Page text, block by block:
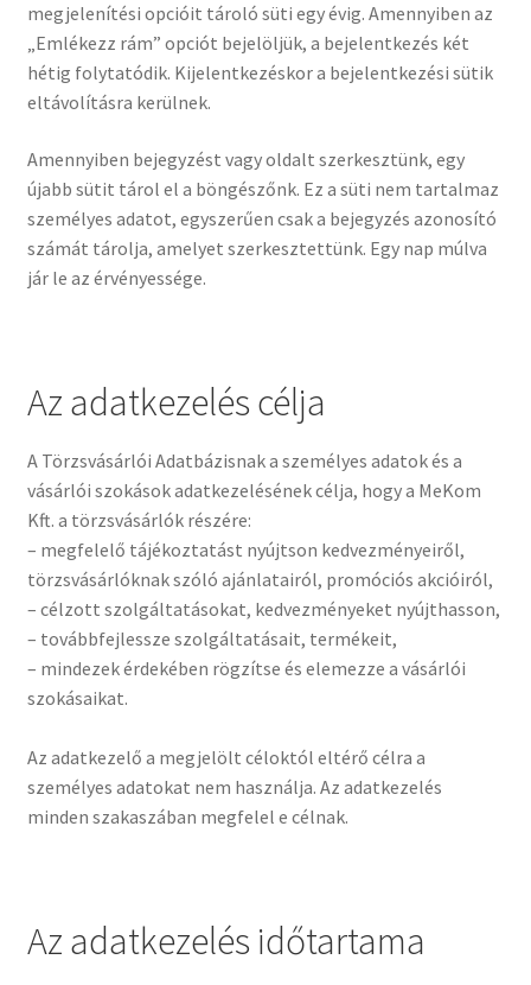
megjelenítési opcióit tároló süti egy évig. Amennyiben az
„Emlékezz rám” opciót bejelöljük, a bejelentkezés két
hétig folytatódik. Kijelentkezéskor a bejelentkezési sütik
eltávolításra kerülnek.
Amennyiben bejegyzést vagy oldalt szerkesztünk, egy
újabb sütit tárol el a böngészőnk. Ez a süti nem tartalmaz
személyes adatot, egyszerűen csak a bejegyzés azonosító
számát tárolja, amelyet szerkesztettünk. Egy nap múlva
jár le az érvényessége.
Az adatkezelés célja
A Törzsvásárlói Adatbázisnak a személyes adatok és a
vásárlói szokások adatkezelésének célja, hogy a MeKom
Kft. a törzsvásárlók részére:
– megfelelő tájékoztatást nyújtson kedvezményeiről,
törzsvásárlóknak szóló ajánlatairól, promóciós akcióiról,
– célzott szolgáltatásokat, kedvezményeket nyújthasson,
– továbbfejlessze szolgáltatásait, termékeit,
– mindezek érdekében rögzítse és elemezze a vásárlói
szokásaikat.
Az adatkezelő a megjelölt céloktól eltérő célra a
személyes adatokat nem használja. Az adatkezelés
minden szakaszában megfelel e célnak.
Az adatkezelés időtartama